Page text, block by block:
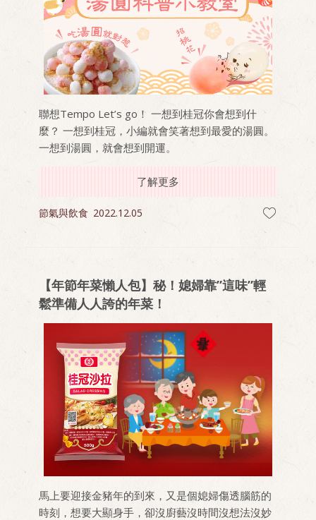
聯想Tempo Let’s go！ 一想到桂冠你會想到什
麼？ 一想到桂冠，小編就會笑著想到最愛的湯圓。
一想到湯圓，就會想到開運。
了解更多
節氣與飲食 2022.12.05
【年節年菜懶人包】秘！媳婦靠”這味”輕
鬆準備人人誇的年菜！
馬上要迎接金豬年的到來，又是個媳婦傷透腦筋的
時刻，想要大顯身手，卻沒廚藝沒時間沒想法沒妙